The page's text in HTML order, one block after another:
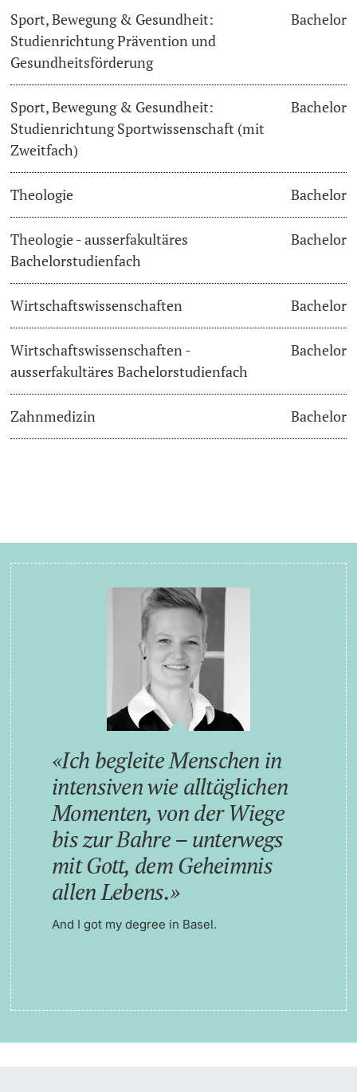
Sport, Bewegung & Gesundheit:
Studienrichtung Prävention und
Gesundheitsförderung
Bachelor
Sport, Bewegung & Gesundheit:
Studienrichtung Sportwissenschaft (mit
Zweitfach)
Bachelor
Theologie Bachelor
Theologie - ausserfakultäres
Bachelorstudienfach
Bachelor
Wirtschaftswissenschaften Bachelor
Wirtschaftswissenschaften -
ausserfakultäres Bachelorstudienfach
Bachelor
Zahnmedizin Bachelor
Ich begleite Menschen in
intensiven wie alltäglichen
Momenten, von der Wiege
bis zur Bahre – unterwegs
mit Gott, dem Geheimnis
allen Lebens.
And I got my degree in Basel.